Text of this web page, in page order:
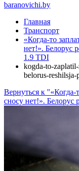
baranovichi.by
Главная
Транспорт
«Когда-то
нет!». Белорус
1.9 TDI
kogda-to-
belorus-
Вернуться к "«Когда-
сносу нет!».